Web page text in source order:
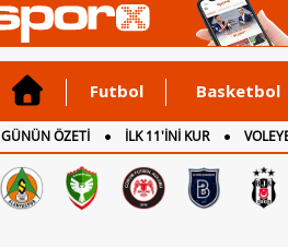
Futbol Basketbol
GÜNÜN ÖZETİ İLK 11'İNİ KUR
CANLI ANLATIM
İNGİLTERE